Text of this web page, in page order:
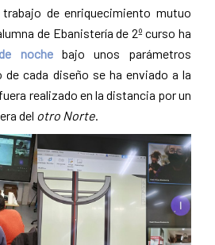
de enriquecimiento mutuo
de Ebanistería de 2º curso ha
nochebajo unos parámetros
cada diseño se ha enviado a la
realizado en la distancia por un
del otro Norte.